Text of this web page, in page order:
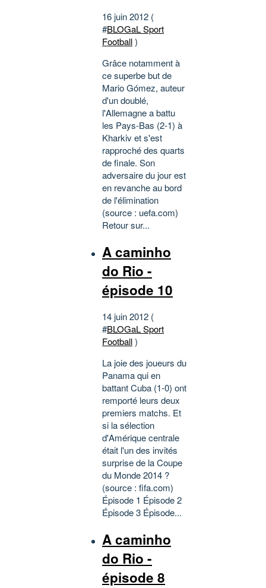
16 juin 2012 (
#BLOGaL Sport
Football)
Grâce notamment à
ce superbe but de
Mario Gómez, auteur
d'un doublé,
l'Allemagne a battu
les Pays-Bas (2-1) à
Kharkiv et s'est
rapproché des quarts
de finale. Son
adversaire du jour est
en revanche au bord
de l'élimination
(source : uefa.com)
Retour sur...
A caminho
do Rio -
épisode 10
14 juin 2012 (
#BLOGaL Sport
Football)
La joie des joueurs du
Panama qui en
battant Cuba (1-0) ont
remporté leurs deux
premiers matchs. Et
si la sélection
d'Amérique centrale
était l'un des invités
surprise de la Coupe
du Monde 2014 ?
(source : fifa.com)
Épisode 1 Épisode 2
Épisode 3 Épisode...
A caminho
do Rio -
épisode 8